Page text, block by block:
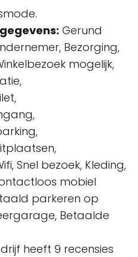
Gerund
Bezorging,
mogelijk,
Snel bezoek, Kleding,
mobiel
parkeren op
Betaalde
heeft 9 recensies